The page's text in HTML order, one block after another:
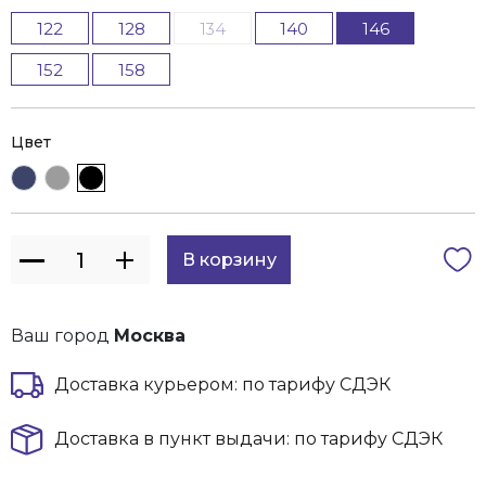
122 128 134 140
146
152
158
Цвет
Ваш город Москва
Доставка курьером: по тарифу СДЭК
Доставка в пункт выдачи: по тарифу СДЭК